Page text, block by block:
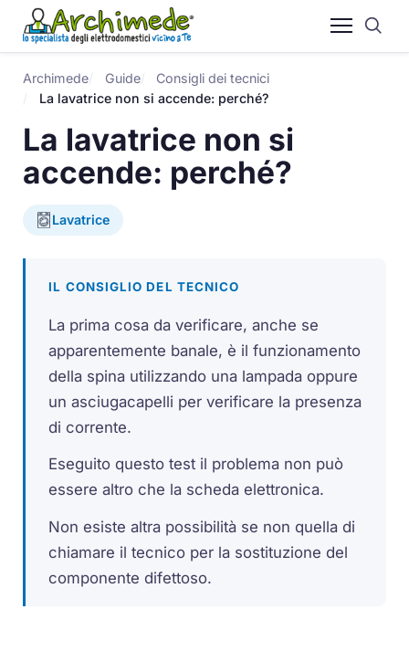
Archimede Guide
Consigli dei tecnici
La lavatrice non si accende: perché?
La lavatrice non si
accende: perché?
Lavatrice
IL CONSIGLIO DEL TECNICO
La prima cosa da verificare, anche se
apparentemente banale, è il funzionamento
della spina utilizzando una lampada oppure
un asciugacapelli per verificare la presenza
di corrente.
Eseguito questo test il problema non può
essere altro che la scheda elettronica.
Non esiste altra possibilità se non quella di
chiamare il tecnico per la sostituzione del
componente difettoso.